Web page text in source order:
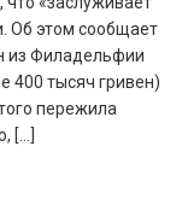
Об этом сообщает
из Филадельфии
400 тысяч гривен)
пережила
[…]